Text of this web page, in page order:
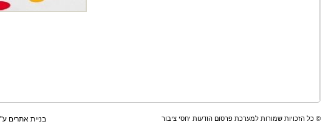
© כל הזכויות שמורות למערכת פרסום הודעות יחסי ציבור בניית אתרים